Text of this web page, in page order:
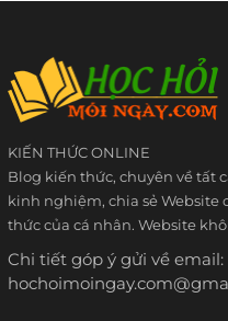
KIẾN THỨC ONLINE
Blog kiến thức, chuyên về tất
kinh nghiệm, chia sẻ
thức của cá nhân. Website
Chi tiết góp ý gửi về email: